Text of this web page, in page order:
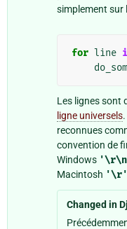
simplement sur
for line
Les lignes sont
ligne universels
reconnues
convention de
Windows
Macintosh '\r'
Changed in